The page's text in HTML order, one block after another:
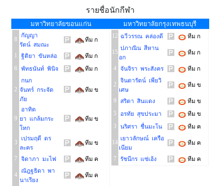
รายชื่อนักกีฬา
มหาวิทยาลัยขอนแก่น มหาวิทยาลัยกรุงเทพธนบุรี
8
กัญญา
รัตน์ สมณะ
ทีม ก
1 ฐิติยา ขันหล่อ
ทีม ก
6
พัทธนันท์ พินิจ ทีม ก
2
กนก
จันทร์ กระจัด
ภัย
ทีม ข
9
อาทิต
ยา แกล้มกระ
โทก
ทีม ข
3
เปรมฤดี ดร
ละคร
ทีม ข
7 จิดาภา มะไฟ ทีม ค
4
ณัฎฐธิดา พา
นาเรียง
ทีม ค
12 ฉวีวรรณ คล่องดี ทีม ก
15
ปภาณิน สีหาน
อก
ทีม ก
4 จันจิรา พระสังคร ทีม ก
2
จินดารัตน์ เพียวิ
เศษ
ทีม ข
9 สริตา สินแดง
ทีม ข
5
อรทัย สุขประมา
ทีม ข
3
นริศรา ชื่นมะโน ทีม ค
14
เยาวลักษณ์ เครือ
เนียม
ทีม ค
7 รัชนีกร แซ่เฮ้ง ทีม ค